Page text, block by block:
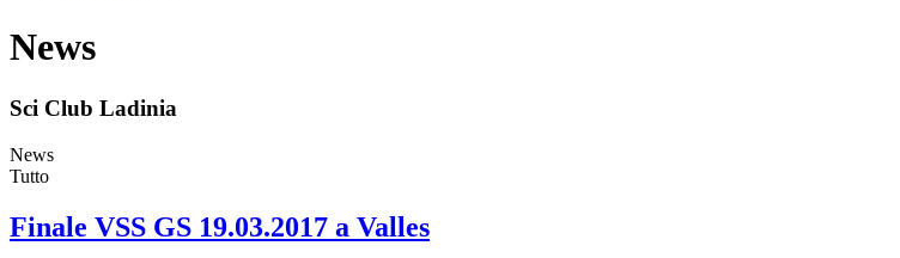
News
Sci Club Ladinia
News
Tutto
Finale VSS GS 19.03.2017 a Valles